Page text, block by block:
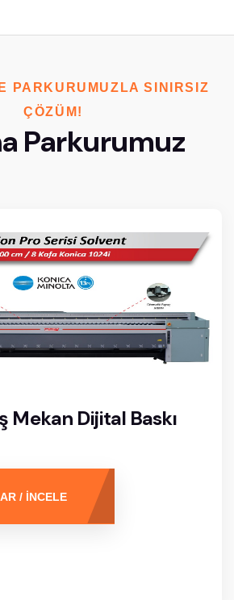
PARKURUMUZLA SINIRSIZ
ÇÖZÜM!
Parkurumuz
Mekan Dijital Baskı
/ İNCELE